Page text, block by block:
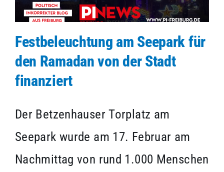
Festbeleuchtung am Seepark für
den Ramadan von der Stadt
finanziert
Der Betzenhauser Torplatz am
Seepark wurde am 17. Februar am
Nachmittag von rund 1.000 Menschen